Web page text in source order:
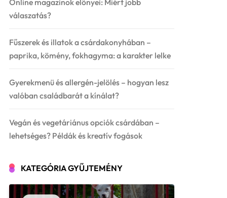
Online magazinok előnyei: Miért jobb
válaszatás?
Fűszerek és illatok a csárdakonyhában –
paprika, kömény, fokhagyma: a karakter lelke
Gyerekmenü és allergén-jelölés – hogyan lesz
valóban családbarát a kínálat?
Vegán és vegetáriánus opciók csárdában –
lehetséges? Példák és kreatív fogások
KATEGÓRIA GYŰJTEMÉNY